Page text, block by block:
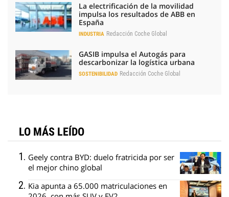
La electrificación de la movilidad
impulsa los resultados de ABB en
España
INDUSTRIA Redacción Coche Global
GASIB impulsa el Autogás para
descarbonizar la logística urbana
SOSTENIBILIDAD Redacción Coche Global
LO MÁS LEÍDO
Geely contra BYD: duelo fratricida por ser
el mejor chino global
Kia apunta a 65.000 matriculaciones en